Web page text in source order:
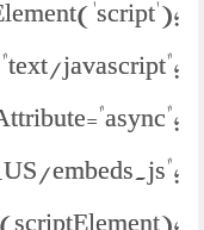
javascript";
embeds.js";